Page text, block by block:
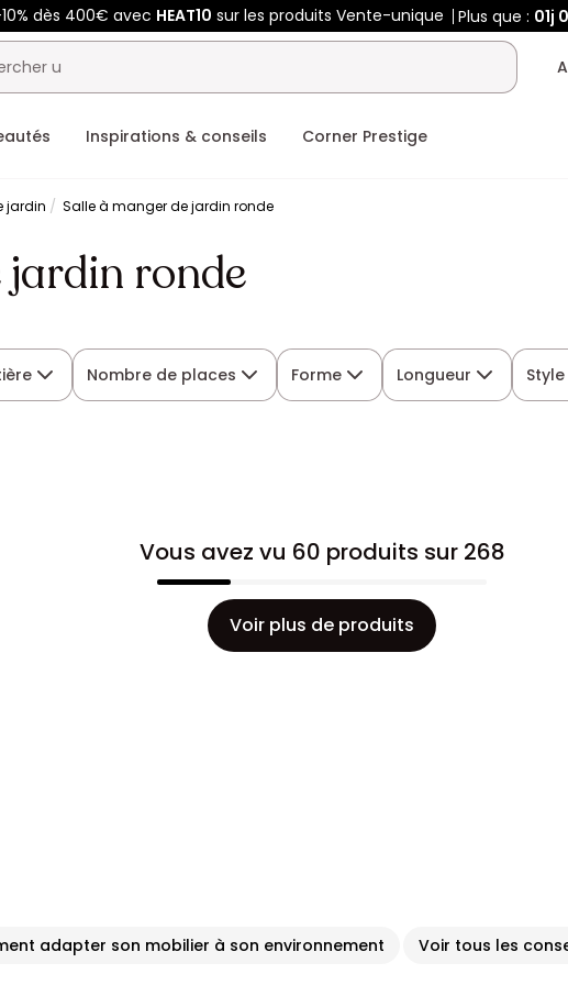
dès 400€ avec HEAT10sur les produits Vente-unique Plus que : 01j
Inspirations & conseils Corner Prestige
jardin Salle à manger de jardin ronde
jardin ronde
Nombre de places Forme Longueur Style
Vous avez vu 60 produits sur 268
Voir plus de produits
adapter son mobilier à son environnement Voir tous les